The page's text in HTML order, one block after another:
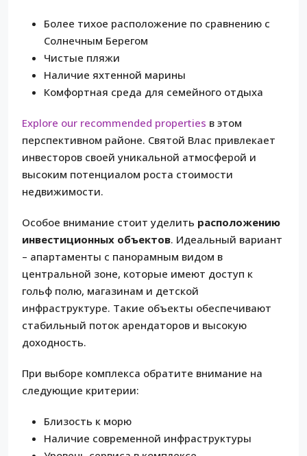
Более тихое расположение по сравнению с
Солнечным Берегом
Чистые пляжи
Наличие яхтенной марины
Комфортная среда для семейного отдыха
Explore our recommended properties в этом
перспективном районе. Святой Влас привлекает
инвесторов своей уникальной атмосферой и
высоким потенциалом роста стоимости
недвижимости.
Особое внимание стоит уделить расположению
инвестиционных объектов. Идеальный вариант
– апартаменты с панорамным видом в
центральной зоне, которые имеют доступ к
гольф полю, магазинам и детской
инфраструктуре. Такие объекты обеспечивают
стабильный поток арендаторов и высокую
доходность.
При выборе комплекса обратите внимание на
следующие критерии:
Близость к морю
Наличие современной инфраструктуры